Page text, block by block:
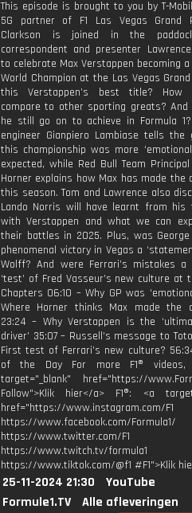
This episode is brought to you by T-
5G partner of F1 Las Vegas Grand
Clarkson is joined in the
correspondent and presenter
to celebrate Max Verstappen becoming
World Champion at the Las Vegas
this Verstappen’s best title? How
compare to other sporting greats?
he still go on to achieve in Formula
engineer Gianpiero Lambiase tells the
this championship was more
expected, while Red Bull Team
Horner explains how Max has made the
this season. Tom and Lawrence also
Lando Norris will have learnt from
with Verstappen and what we can
their battles in 2025. Plus, was George
phenomenal victory in Vegas a
Wolff? And were Ferrari’s mistakes
‘test’ of Fred Vasseur’s new culture at
Chapters 06:10 – Why GP was
Where Horner thinks Max made the
23:24 – Why Verstappen is the
driver’ 35:07 – Russell’s message to
First test of Ferrari’s new culture?
of the Day For more F1®
target="_blank" href="https://
Follow">Klik hier</a> F1®: <a
href="https://www.instagram.com/F1
https://www.facebook.com/Formula1/
https://www.twitter.com/F1
https://www.twitch.tv/formula1
https://www.tiktok.com/@f1 #F1">Klik
25-11-2024 21:30
YouTube
Formule1.TV
Alle afleveringen